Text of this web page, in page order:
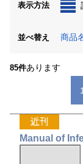
表示方法
並べ替え 商品
85件あります
1
Manual of